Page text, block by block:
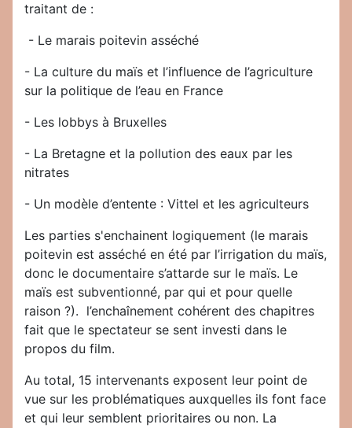
traitant de :
- Le marais poitevin asséché
- La culture du maïs et l’influence de l’agriculture
sur la politique de l’eau en France
- Les lobbys à Bruxelles
- La Bretagne et la pollution des eaux par les
nitrates
- Un modèle d’entente : Vittel et les agriculteurs
Les parties s'enchainent logiquement (le marais
poitevin est asséché en été par l’irrigation du maïs,
donc le documentaire s’attarde sur le maïs. Le
maïs est subventionné, par qui et pour quelle
raison ?). l’enchaînement cohérent des chapitres
fait que le spectateur se sent investi dans le
propos du film.
Au total, 15 intervenants exposent leur point de
vue sur les problématiques auxquelles ils font face
et qui leur semblent prioritaires ou non. La